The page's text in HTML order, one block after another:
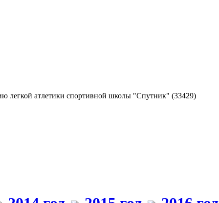
легкой атлетики спортивной школы "Спутник" (33429)